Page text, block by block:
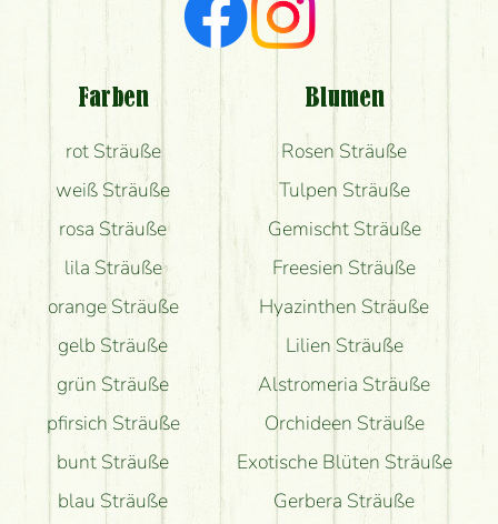
Welche Rückmeldungen bekomme ich zum
Bekomme ich wirklich, was auf dem Bild zu sehen
Farben
rot Sträuße
weiß Sträuße
rosa Sträuße
lila Sträuße
orange Sträuße
gelb Sträuße
grün Sträuße
pfirsich Sträuße
bunt Sträuße
blau Sträuße
Blumen
Rosen Sträuße
Tulpen Sträuße
Gemischt Sträuße
Freesien Sträuße
Hyazinthen Sträuße
Lilien Sträuße
Alstromeria Sträuße
Orchideen Sträuße
Exotische Blüten Sträuße
Gerbera Sträuße